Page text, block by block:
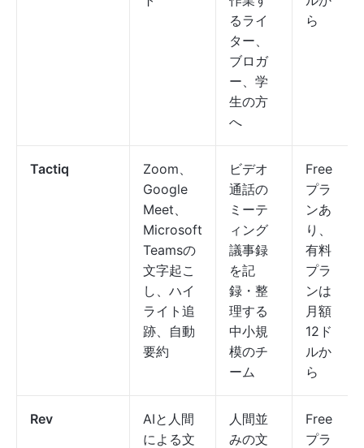
るライ
ター、
ブロガ
ー、学
生の方
へ
ら
Tactiq
Zoom、
Google
Meet、
Microsoft
Teamsの
文字起こ
し、ハイ
ライト追
跡、自動
要約
ビデオ
通話の
ミーテ
ィング
議事録
を記
録・整
理する
中小規
模のチ
ーム
Free
プラ
ンあ
り、
有料
プラ
ンは
月額
12ド
ルか
ら
Rev
AIと人間
による文
人間並
みの文
Free
プラ